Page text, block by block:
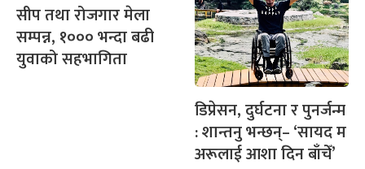
सीप तथा रोजगार मेला
सम्पन्न, १००० भन्दा बढी
युवाको सहभागिता
डिप्रेसन, दुर्घटना र पुनर्जन्म
: शान्तनु भन्छन्– ‘सायद म
अरूलाई आशा दिन बाँचेँ’